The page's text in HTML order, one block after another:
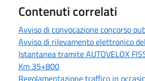
Contenuti correlati
Avviso di convocazione concorso
Avviso di rilevamento elettronico
Istantanea tramite AUTOVELOX
Km 35+800
Regolamentazione traffico in